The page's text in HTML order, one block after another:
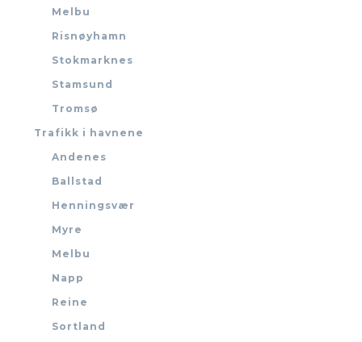
Melbu
Risnøyhamn
Stokmarknes
Stamsund
Tromsø
Trafikk i havnene
Andenes
Ballstad
Henningsvær
Myre
Melbu
Napp
Reine
Sortland